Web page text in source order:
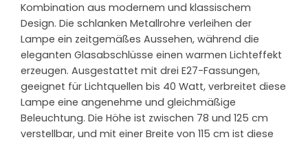
Kombination aus modernem und klassischem
Design. Die schlanken Metallrohre verleihen der
Lampe ein zeitgemäßes Aussehen, während die
eleganten Glasabschlüsse einen warmen Lichteffekt
erzeugen. Ausgestattet mit drei E27-Fassungen,
geeignet für Lichtquellen bis 40 Watt, verbreitet diese
Lampe eine angenehme und gleichmäßige
Beleuchtung. Die Höhe ist zwischen 78 und 125 cm
verstellbar, und mit einer Breite von 115 cm ist diese